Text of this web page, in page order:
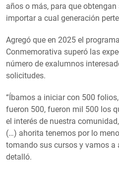
años o más, para que
importar a cual generación
Agregó que en 2025 el
Conmemorativa superó las
número de exalumnos
solicitudes.
“Íbamos a iniciar con 500
fueron 500, fueron mil 500 los
el interés de nuestra
(…) ahorita tenemos por lo
tomando sus cursos y vamos a
detalló.